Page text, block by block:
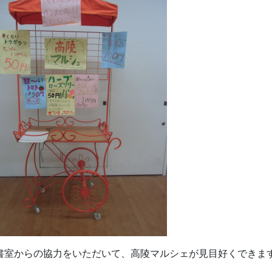
室からの協力をいただいて、高陵マルシェが見目好くできま